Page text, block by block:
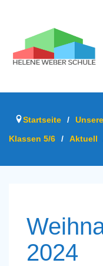
Startseite /
Klassen 5/6
/ Aktuell
2024